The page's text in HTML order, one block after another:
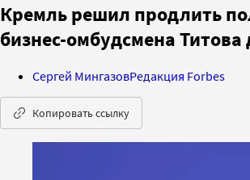
Кремль решил продлить
бизнес-омбудсмена Титова
Сергей МингазовРедакция Forbes
Копировать ссылку